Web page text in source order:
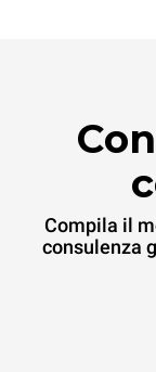
Compila il
consulenza